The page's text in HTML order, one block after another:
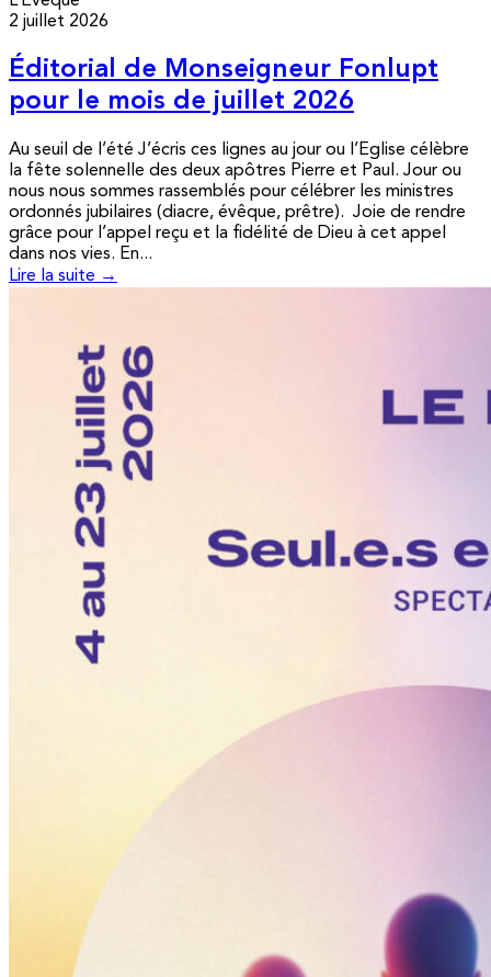
2 juillet 2026
Éditorial de Monseigneur Fonlupt
pour le mois de juillet 2026
Au seuil de l’été J’écris ces lignes au jour ou l’Eglise célèbre
la fête solennelle des deux apôtres Pierre et Paul. Jour ou
nous nous sommes rassemblés pour célébrer les ministres
ordonnés jubilaires (diacre, évêque, prêtre). Joie de rendre
grâce pour l’appel reçu et la fidélité de Dieu à cet appel
dans nos vies. En...
Lire la suite →